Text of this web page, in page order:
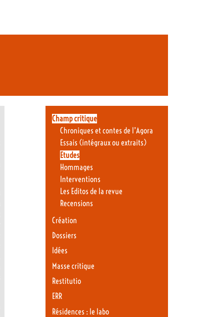
Champ critique
Chroniques et contes de l’Agora
Essais (intégraux ou extraits)
Etudes
Hommages
Interventions
Les Editos de la revue
Recensions
Création
Dossiers
Idées
Masse critique
Restitutio
ERR
Résidences : le labo